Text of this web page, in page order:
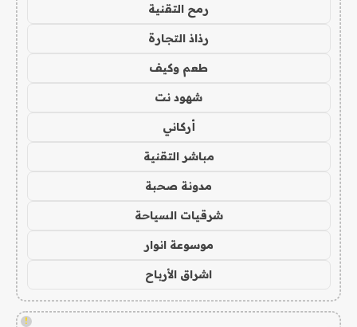
رمح التقنية
رذاذ التجارة
طعم وكيف
شهود نت
أركاني
مباشر التقنية
مدونة صحبة
شرقيات السياحة
موسوعة انوار
اشراق الأرباح
!